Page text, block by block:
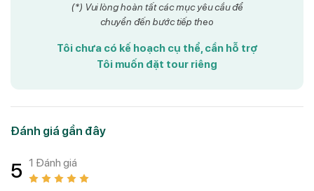
(*) Vui lòng hoàn tất các mục yêu cầu để
chuyển đến bước tiếp theo
Tôi chưa có kế hoạch cụ thể, cần hỗ trợ
Tôi muốn đặt tour riêng
Đánh giá gần đây
5 1 Đánh giá